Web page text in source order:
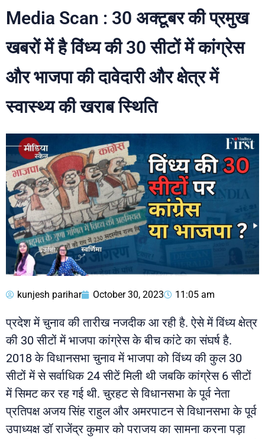
Media Scan : 30 अक्टूबर की प्रमुख
खबरों में है विंध्य की 30 सीटों में कांग्रेस
और भाजपा की दावेदारी और क्षेत्र में
स्वास्थ्य की खराब स्थिति
kunjesh parihar October 30, 2023 11:05 am
प्रदेश में चुनाव की तारीख नजदीक आ रही है. ऐसे में विंध्य क्षेत्र
की 30 सीटों में भाजपा कांग्रेस के बीच कांटे का संघर्ष है.
2018 के विधानसभा चुनाव में भाजपा को विंध्य की कुल 30
सीटों में से सर्वाधिक 24 सीटें मिली थी जबकि कांग्रेस 6 सीटों
में सिमट कर रह गई थी. चुरहट से विधानसभा के पूर्व नेता
प्रतिपक्ष अजय सिंह राहुल और अमरपाटन से विधानसभा के पूर्व
उपाध्यक्ष डॉ राजेंद्र कुमार को पराजय का सामना करना पड़ा